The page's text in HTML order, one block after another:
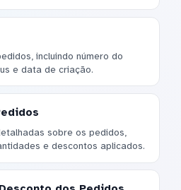
incluindo número do
e data de criação.
sobre os pedidos,
e descontos aplicados.